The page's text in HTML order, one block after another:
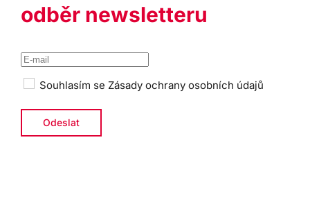
odběr newsletteru
Souhlasím se Zásady ochrany osobních údajů